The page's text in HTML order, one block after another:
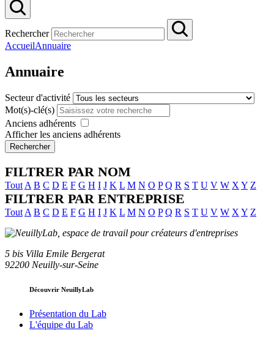
Rechercher
AccueilAnnuaire
Annuaire
Secteur d'activité
Mot(s)-clé(s)
Anciens adhérents
Afficher les anciens adhérents
Rechercher
FILTRER PAR NOM
Tout A B C D E F G H I J K L M N O P Q R S T U V W X Y Z
FILTRER PAR ENTREPRISE
Tout A B C D E F G H I J K L M N O P Q R S T U V W X Y Z
5 bis Villa Emile Bergerat
92200 Neuilly-sur-Seine
Découvrir NeuillyLab
Présentation du Lab
L'équipe du Lab